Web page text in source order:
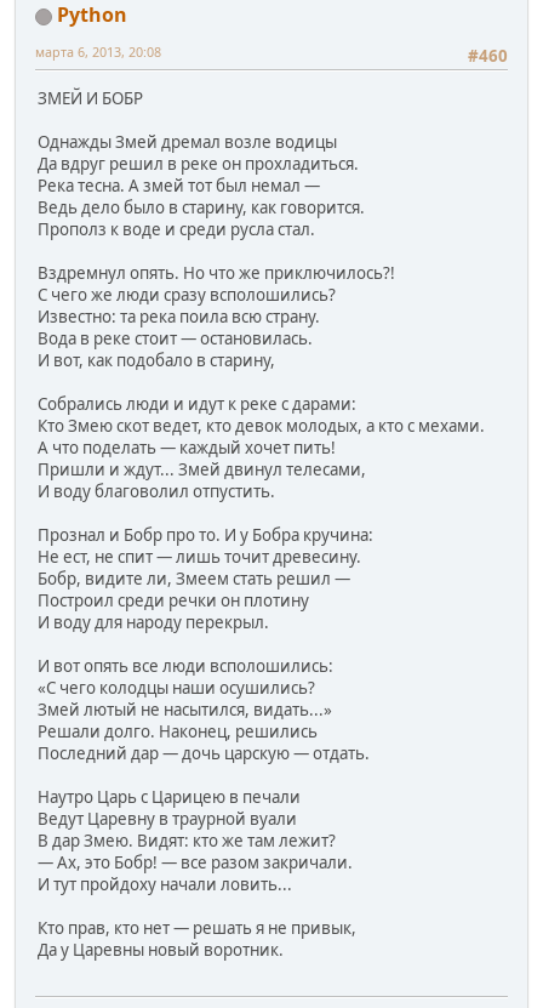
Python
#460
марта 6, 2013, 20:08
ЗМЕЙ И БОБР
Однажды Змей дремал возле водицы
Да вдруг решил в реке он прохладиться.
Река тесна. А змей тот был немал —
Ведь дело было в старину, как говорится.
Прополз к воде и среди русла стал.
Вздремнул опять. Но что же приключилось?!
С чего же люди сразу всполошились?
Известно: та река поила всю страну.
Вода в реке стоит — остановилась.
И вот, как подобало в старину,
Собрались люди и идут к реке с дарами:
Кто Змею скот ведет, кто девок молодых, а кто с мехами.
А что поделать — каждый хочет пить!
Пришли и ждут... Змей двинул телесами,
И воду благоволил отпустить.
Прознал и Бобр про то. И у Бобра кручина:
Не ест, не спит — лишь точит древесину.
Бобр, видите ли, Змеем стать решил —
Построил среди речки он плотину
И воду для народу перекрыл.
И вот опять все люди всполошились:
«С чего колодцы наши осушились?
Змей лютый не насытился, видать...»
Решали долго. Наконец, решились
Последний дар — дочь царскую — отдать.
Наутро Царь с Царицею в печали
Ведут Царевну в траурной вуали
В дар Змею. Видят: кто же там лежит?
— Ах, это Бобр! — все разом закричали.
И тут пройдоху начали ловить...
Кто прав, кто нет — решать я не привык,
Да у Царевны новый воротник.